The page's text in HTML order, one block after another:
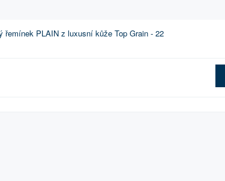
řemínek PLAIN z luxusní kůže Top Grain - 22